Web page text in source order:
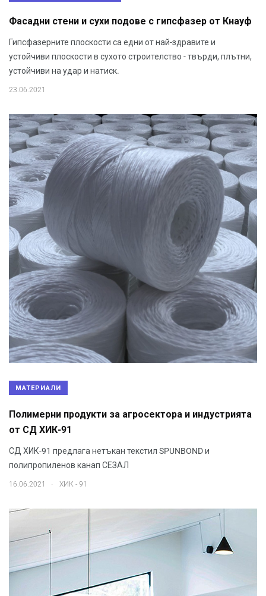
Фасадни стени и сухи подове с гипсфазер от Кнауф
Гипсфазерните плоскости са едни от най-здравите и
устойчиви плоскости в сухото строителство - твърди, плътни,
устойчиви на удар и натиск.
23.06.2021
МАТЕРИАЛИ
Полимерни продукти за агросектора и индустрията
от СД ХИК-91
СД ХИК-91 предлага нетъкан текстил SPUNBOND и
полипропиленов канап СЕЗАЛ
16.06.2021 . ХИК - 91